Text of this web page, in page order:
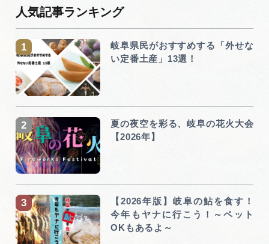
人気記事ランキング
岐阜県民がおすすめする「外せな
い定番土産」13選！
夏の夜空を彩る、岐阜の花火大会
【2026年】
【2026年版】岐阜の鮎を食す！
今年もヤナに行こう！～ペット
OKもあるよ～